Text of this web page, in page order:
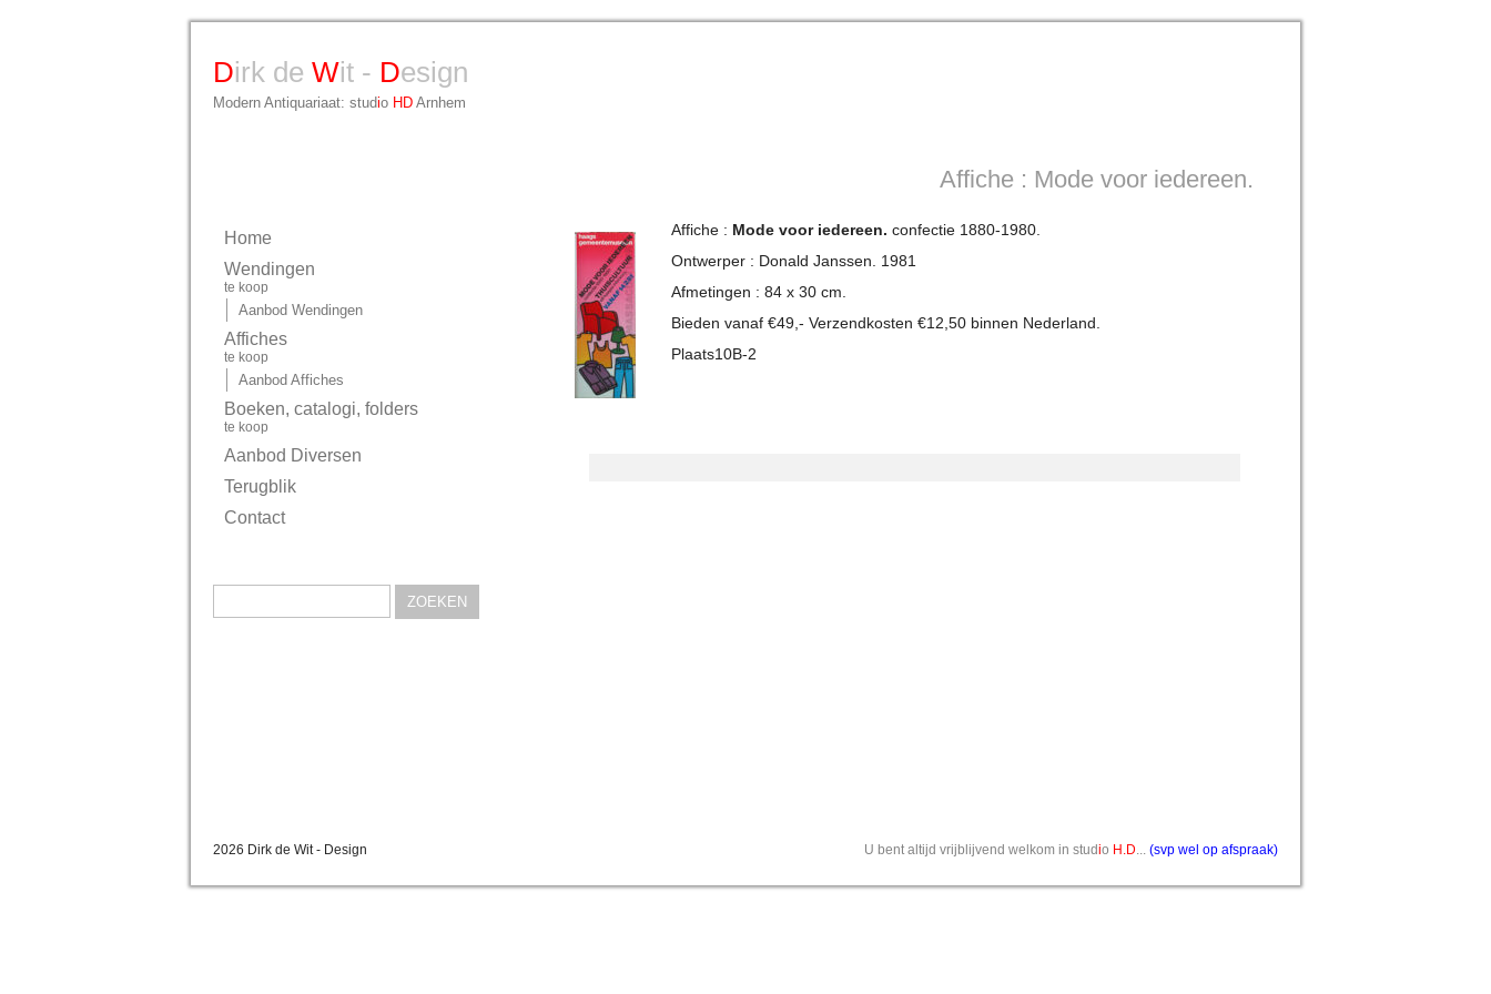
Dirk de Wit - Design
Modern Antiquariaat: studio HD Arnhem
Affiche : Mode voor iedereen.
Affiche : Mode voor iedereen. confectie 1880-1980.
Ontwerper : Donald Janssen. 1981
Afmetingen : 84 x 30 cm.
Bieden vanaf €49,- Verzendkosten €12,50 binnen Nederland.
Plaats10B-2
Home
Wendingen
te koop
Aanbod Wendingen
Affiches
te koop
Aanbod Affiches
Boeken, catalogi, folders
te koop
Aanbod Diversen
Terugblik
Contact
naar:
2026 Dirk de Wit - Design U bent altijd vrijblijvend welkom in studio H.D... (svp wel op afspraak)